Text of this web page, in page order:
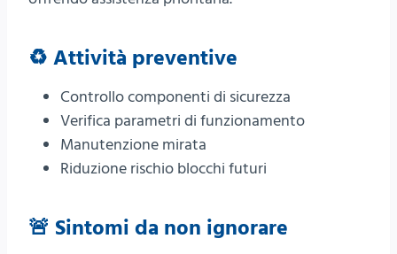
♻️ Attività preventive
Controllo componenti di sicurezza
Verifica parametri di funzionamento
Manutenzione mirata
Riduzione rischio blocchi futuri
🚨 Sintomi da non ignorare